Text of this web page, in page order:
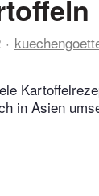
in Asien